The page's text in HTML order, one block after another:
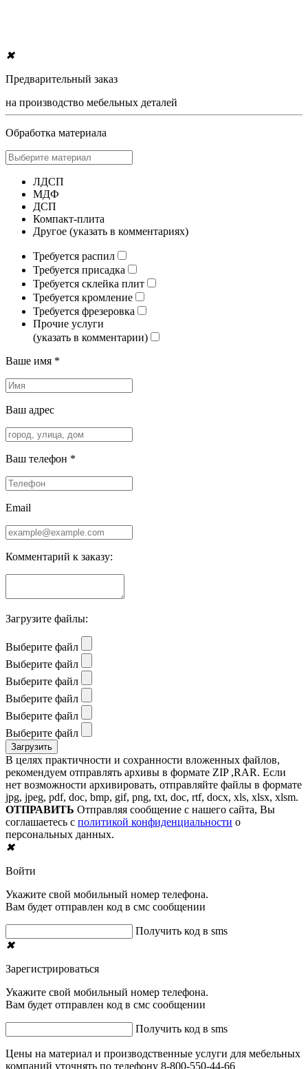
✖
Предварительный заказ
на производство мебельных деталей
Обработка материала
ЛДСП
МДФ
ДСП
Компакт-плита
Другое (указать в комментариях)
Требуется распил
Требуется присадка
Требуется склейка плит
Требуется кромление
Требуется фрезеровка
Прочие услуги
(указать в комментарии)
Ваше имя *
Ваш адрес
Ваш телефон *
Email
Комментарий к заказу:
Загрузите файлы:
Выберите файл
Выберите файл
Выберите файл
Выберите файл
Выберите файл
Выберите файл
В целях практичности и сохранности вложенных файлов,
рекомендуем отправлять архивы в формате ZIP ,RAR. Если
нет возможности архивировать, отправляйте файлы в формате
jpg, jpeg, pdf, doc, bmp, gif, png, txt, doc, rtf, docx, xls, xlsx, xlsm.
ОТПРАВИТЬ Отправляя сообщение с нашего сайта, Вы
соглашаетесь с политикой конфиденциальности о
персональных данных.
✖
Войти
Укажите свой мобильный номер телефона.
Вам будет отправлен код в смс сообщении
Получить код в sms
✖
Зарегистрироваться
Укажите свой мобильный номер телефона.
Вам будет отправлен код в смс сообщении
Получить код в sms
Цены на материал и производственные услуги для мебельных
компаний уточнять по телефону 8-800-550-44-66